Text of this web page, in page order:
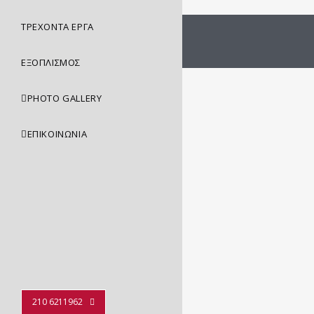
ΤΡΕΧΟΝΤΑ ΕΡΓΑ
ΕΞΟΠΛΙΣΜΟΣ
PHOTO GALLERY
ΕΠΙΚΟΙΝΩΝΊΑ
210 6211962